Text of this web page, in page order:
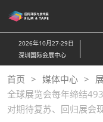
接
跳
至
内
容
2026年10月27-29日
深圳国际会展中心
首页 媒体中心
全球展览会每年缔结
对期待复苏、回归展会